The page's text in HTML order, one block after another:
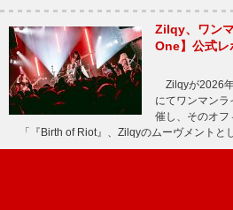
Zilqy、ワン
One】公式レ
Zilqyが2026
にてワンマンラ
催し、そのオフ
「『Birth of Riot』、Zilqyのムーヴメントと